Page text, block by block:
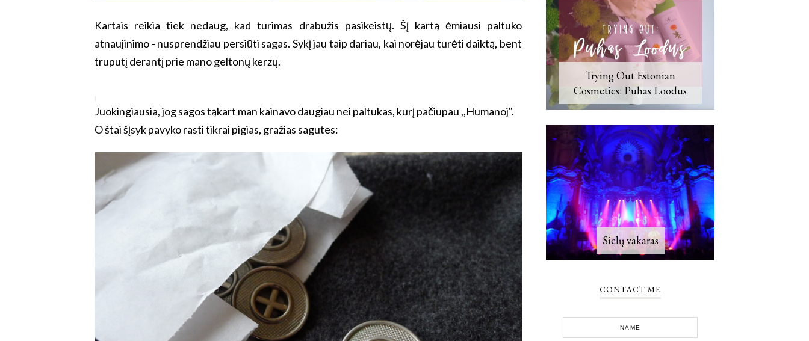
Kartais reikia tiek nedaug, kad turimas drabužis pasikeistų. Šį kartą ėmiausi paltuko
atnaujinimo - nusprendžiau persiūti sagas. Sykį jau taip dariau, kai norėjau turėti daiktą, bent
truputį derantį prie mano geltonų kerzų.
Juokingiausia, jog sagos tąkart man kainavo daugiau nei paltukas, kurį pačiupau ,,Humanoj".
O štai šįsyk pavyko rasti tikrai pigias, gražias sagutes:
Trying Out Estonian
Cosmetics: Puhas Loodus
Sielų vakaras
CONTACT ME